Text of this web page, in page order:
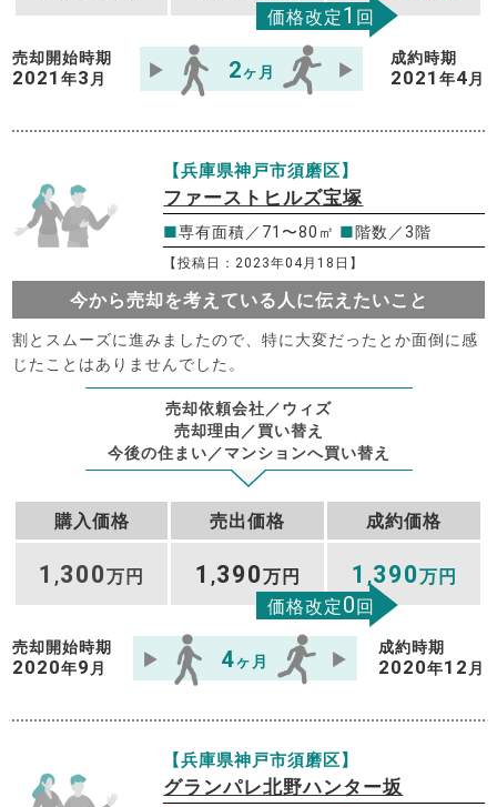
価格改定1 回
売却開始時期
2021年3 月 2ヶ月
成約時期
2021 年4 月
【兵庫県神戸市須磨区】
ファーストヒルズ宝塚
■専有面積／71〜80㎡ ■階数／3階
【投稿日：2023年04月18日】
今から売却を考えている人に伝えたいこと
割とスムーズに進みましたので、特に大変だったとか面倒に感
じたことはありませんでした。
売却依頼会社／ウィズ
売却理由／買い替え
今後の住まい／マンションへ買い替え
購入価格 売出価格 成約価格
1 ,300万円 1 ,390万円 1 ,390万円
価格改定0回
売却開始時期
2020年9 月 4ヶ月
成約時期
2020年12 月
【兵庫県神戸市須磨区】
グランパレ北野ハンター坂